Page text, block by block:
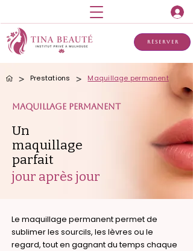
Réserver
> Prestations > Maquillage permanent
Maquillage permanent
Un
maquillage
parfait
jour après jour
Le maquillage permanent permet de
sublimer les sourcils, les lèvres ou le
regard, tout en gagnant du temps chaque